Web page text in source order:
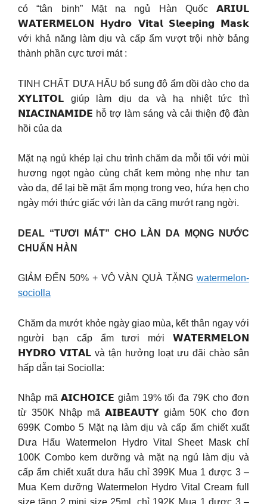
có “tân binh” Mặt nạ ngủ Hàn Quốc 𝗔𝗥𝗜𝗨𝗟
𝗪𝗔𝗧𝗘𝗥𝗠𝗘𝗟𝗢𝗡 𝗛𝘆𝗱𝗿𝗼 𝗩𝗶𝘁𝗮𝗹 𝗦𝗹𝗲𝗲𝗽𝗶𝗻𝗴 𝗠𝗮𝘀𝗸
với khả năng làm dịu và cấp ẩm vượt trội nhờ bảng
thành phần cực tươi mát :
TINH CHẤT DƯA HẤU bổ sung độ ẩm dồi dào cho da
𝗫𝗬𝗟𝗜𝗧𝗢𝗟 giúp làm dịu da và hạ nhiệt tức thì
𝗡𝗜𝗔𝗖𝗜𝗡𝗔𝗠𝗜𝗗𝗘 hỗ trợ làm sáng và cải thiện độ đàn
hồi của da
Mặt nạ ngủ khép lại chu trình chăm da mỗi tối với mùi
hương ngọt ngào cùng chất kem mỏng nhẹ như tan
vào da, để lại bề mặt ẩm mọng trong veo, hứa hẹn cho
ngày mới thức giấc với làn da căng mướt rạng ngời.
DEAL “TƯƠI MÁT” CHO LÀN DA MỌNG NƯỚC
CHUẨN HÀN
GIẢM ĐẾN 50% + VÔ VÀN QUÀ TẶNG watermelon-
sociolla
Chăm da mướt khỏe ngày giao mùa, kết thân ngay với
người bạn cấp ẩm tươi mới 𝗪𝗔𝗧𝗘𝗥𝗠𝗘𝗟𝗢𝗡
𝗛𝗬𝗗𝗥𝗢 𝗩𝗜𝗧𝗔𝗟 và tận hưởng loạt ưu đãi chào sân
hấp dẫn tại Sociolla:
Nhập mã 𝗔𝗜𝗖𝗛𝗢𝗜𝗖𝗘 giảm 19% tối đa 79K cho đơn
từ 350K Nhập mã 𝗔𝗜𝗕𝗘𝗔𝗨𝗧𝗬 giảm 50K cho đơn
699K Combo 5 Mặt nạ làm dịu và cấp ẩm chiết xuất
Dưa Hấu Watermelon Hydro Vital Sheet Mask chỉ
100K Combo kem dưỡng và mặt nạ ngủ làm dịu và
cấp ẩm chiết xuất dưa hấu chỉ 399K Mua 1 được 3 –
Mua Kem dưỡng Watermelon Hydro Vital Cream full